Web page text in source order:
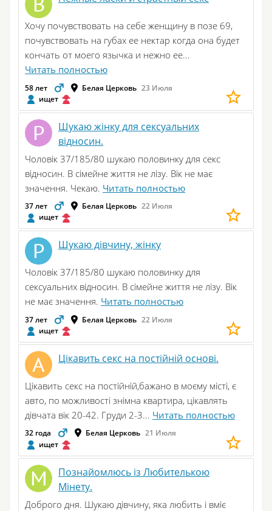
Хочу почувствовать на себе женщину в позе 69,
почувствовать на губах ее нектар когда она будет
кончать от моего язычка и нежно ее...
Читать полностью
58 лет Белая Церковь 23 Июля
ищет
Шукаю жінку для сексуальних
відносин.
Чоловік 37/185/80 шукаю половинку для секс
відносин. В сімейне життя не лізу. Вік не має
значення. Чекаю. Читать полностью
37 лет Белая Церковь 22 Июля
ищет
Шукаю дівчину, жінку
Чоловік 37/185/80 шукаю половинку для
сексуальних відносин. В сімейне життя не лізу. Вік
не має значення. Читать полностью
37 лет Белая Церковь 22 Июля
ищет
Цікавить секс на постійній основі.
Цікавить секс на постійній,бажано в моєму місті, є
авто, по можливості знімна квартира, цікавлять
дівчата вік 20-42. Груди 2-3... Читать полностью
32 года Белая Церковь 21 Июля
ищет
Познайомлюсь із Любителькою
Мінету.
Доброго дня. Шукаю дівчину, яка любить і вміє